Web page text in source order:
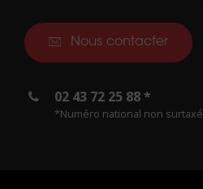
Nous contacter
02 43 72 25 88 *
*Numéro national non surtaxé